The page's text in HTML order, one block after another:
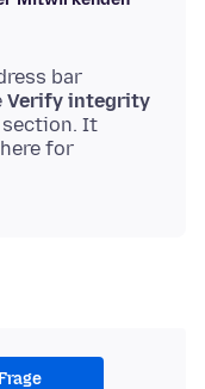
bar
Verify integrity
section. It
for